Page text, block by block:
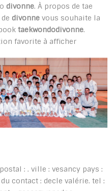
divonne. À propos de tae
divonnevous souhaite la
taekwondodivonne.
favorite à afficher
: . ville : vesancy pays :
contact : decle valérie. tel :